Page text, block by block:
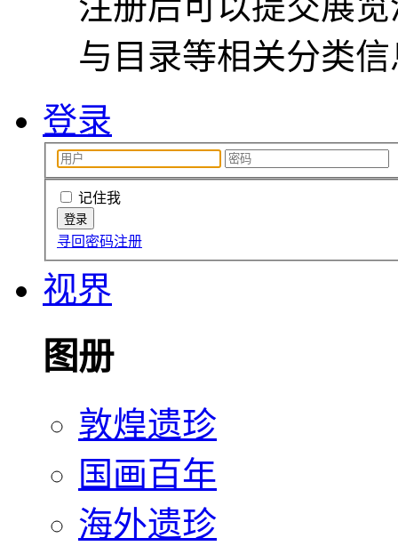
与目录等相关分类
登录
记住我
寻回密码注册
视界
图册
敦煌遗珍
国画百年
海外遗珍